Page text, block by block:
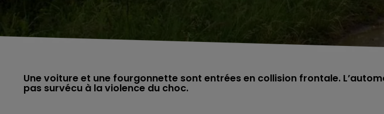
Une voiture et une fourgonnette sont entrées en collision frontale.
pas survécu à la violence du choc.